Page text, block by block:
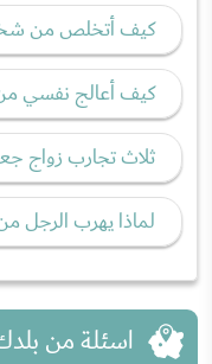
كيف أتخلص من
كيف أعالج نفسي
ثلاث تجارب زواج
لماذا يهرب الرجل
اسئلة من